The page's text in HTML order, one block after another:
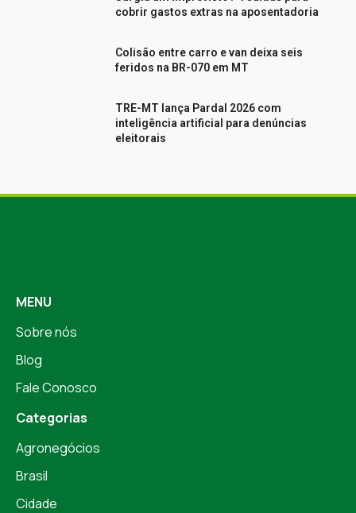
cobrir gastos extras na aposentadoria
Colisão entre carro e van deixa seis
feridos na BR-070 em MT
TRE-MT lança Pardal 2026 com
inteligência artificial para denúncias
eleitorais
MENU
Sobre nós
Blog
Fale Conosco
Categorias
Agronegócios
Brasil
Cidade